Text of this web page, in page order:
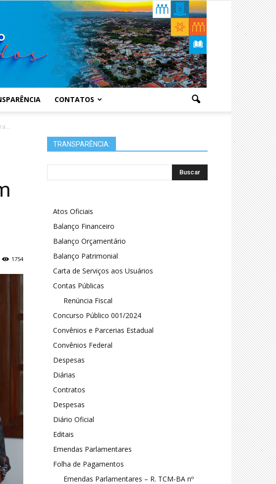
CONTATOS
1754
TRANSPARÊNCIA:
Atos Oficiais
Balanço Financeiro
Balanço Orçamentário
Balanço Patrimonial
Carta de Serviços aos Usuários
Contas Públicas
Renúncia Fiscal
Concurso Público 001/2024
Convênios e Parcerias Estadual
Convênios Federal
Despesas
Diárias
Contratos
Despesas
Diário Oficial
Editais
Emendas Parlamentares
Folha de Pagamentos
Emendas Parlamentares – R. TCM-BA nº